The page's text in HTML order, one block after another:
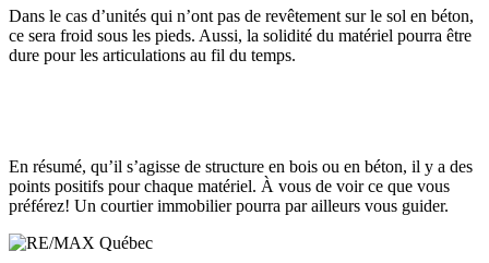
Dans le cas d’unités qui n’ont pas de revêtement sur le sol en béton,
ce sera froid sous les pieds. Aussi, la solidité du matériel pourra être
dure pour les articulations au fil du temps.
En résumé, qu’il s’agisse de structure en bois ou en béton, il y a des
points positifs pour chaque matériel. À vous de voir ce que vous
préférez! Un courtier immobilier pourra par ailleurs vous guider.